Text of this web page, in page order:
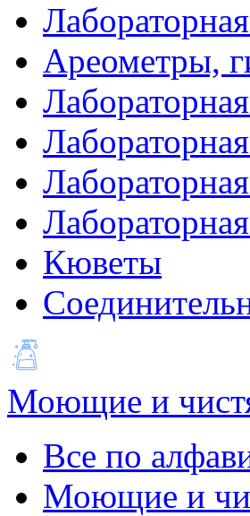
Ареометры,
Кюветы
Моющие и
Все по
Моющие и